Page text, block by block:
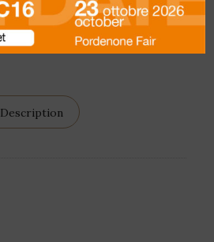
Description